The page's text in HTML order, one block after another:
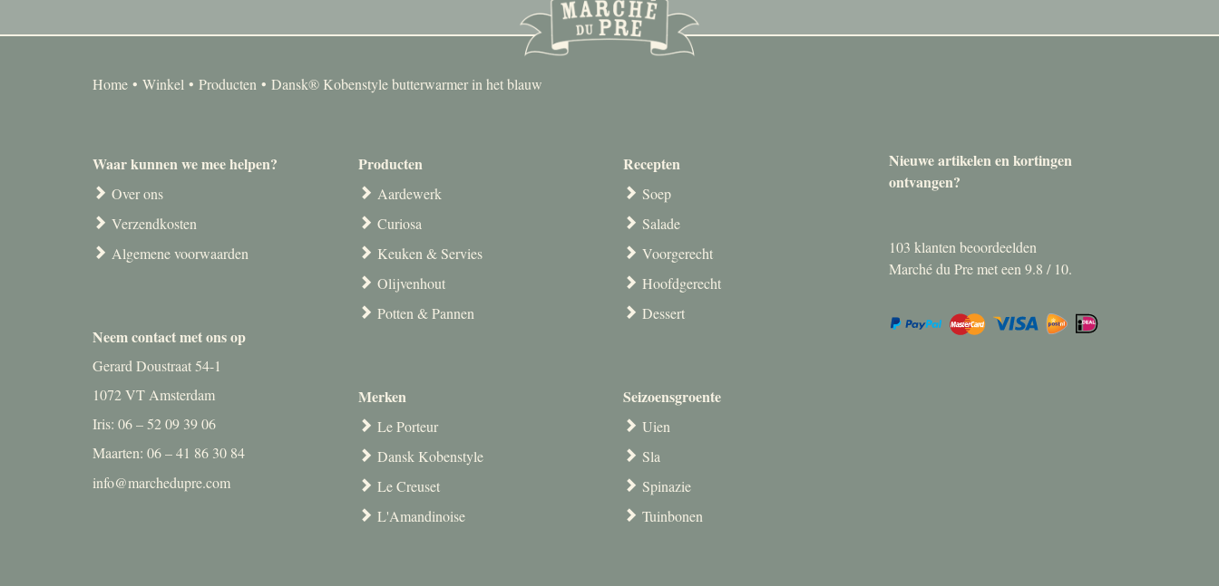
Home Winkel Producten Dansk® Kobenstyle butterwarmer in het blauw
Waar kunnen we mee helpen?
Over ons
Verzendkosten
Algemene voorwaarden
Neem contact met ons op
Gerard Doustraat 54-1
1072 VT Amsterdam
Iris: 06 – 52 09 39 06
Maarten: 06 – 41 86 30 84
info@marchedupre.com
Producten
Aardewerk
Curiosa
Keuken & Servies
Olijvenhout
Potten & Pannen
Merken
Le Porteur
Dansk Kobenstyle
Le Creuset
L'Amandinoise
Recepten
Soep
Salade
Voorgerecht
Hoofdgerecht
Dessert
Seizoensgroente
Uien
Sla
Spinazie
Tuinbonen
Nieuwe artikelen en kortingen
ontvangen?
103 klanten beoordeelden
Marché du Pre met een 9.8 / 10.